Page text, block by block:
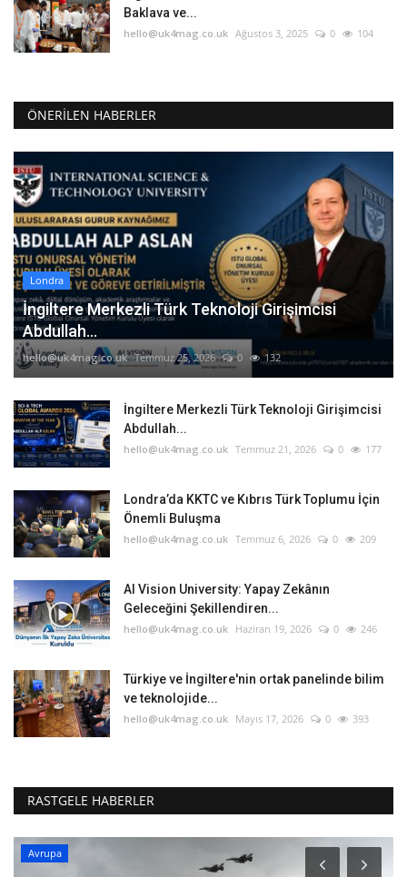
Baklava ve...
hello@uk4mag.co.uk Ağustos 3, 2025 0 104
ÖNERILEN HABERLER
Londra
İngiltere Merkezli Türk Teknoloji Girişimcisi
Abdullah...
hello@uk4mag.co.uk Temmuz 25, 2026 0 132
İngiltere Merkezli Türk Teknoloji Girişimcisi
Abdullah...
hello@uk4mag.co.uk Temmuz 21, 2026 0 177
Londra’da KKTC ve Kıbrıs Türk Toplumu İçin
Önemli Buluşma
hello@uk4mag.co.uk Temmuz 6, 2026 0 209
AI Vision University: Yapay Zekânın
Geleceğini Şekillendiren...
hello@uk4mag.co.uk Haziran 19, 2026 0 246
Türkiye ve İngiltere'nin ortak panelinde bilim
ve teknolojide...
hello@uk4mag.co.uk Mayıs 17, 2026 0 393
RASTGELE HABERLER
Avrupa